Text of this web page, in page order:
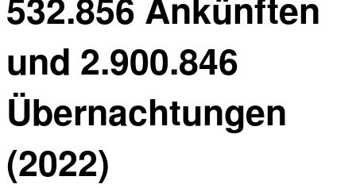
und 2.900.846
Übernachtungen
(2022)